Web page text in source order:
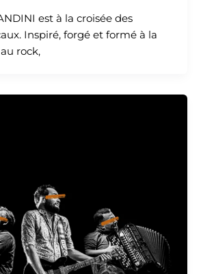
est à la croisée des
Inspiré, forgé et formé à la
rock,